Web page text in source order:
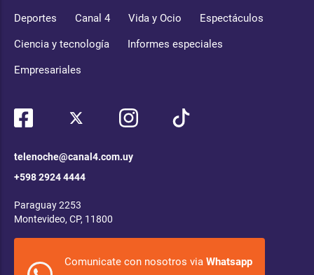
Deportes Canal 4 Vida y Ocio Espectáculos
Ciencia y tecnología Informes especiales
Empresariales
telenoche@canal4.com.uy
+598 2924 4444
Paraguay 2253
Montevideo, CP, 11800
Comunicate con nosotros via Whatsapp